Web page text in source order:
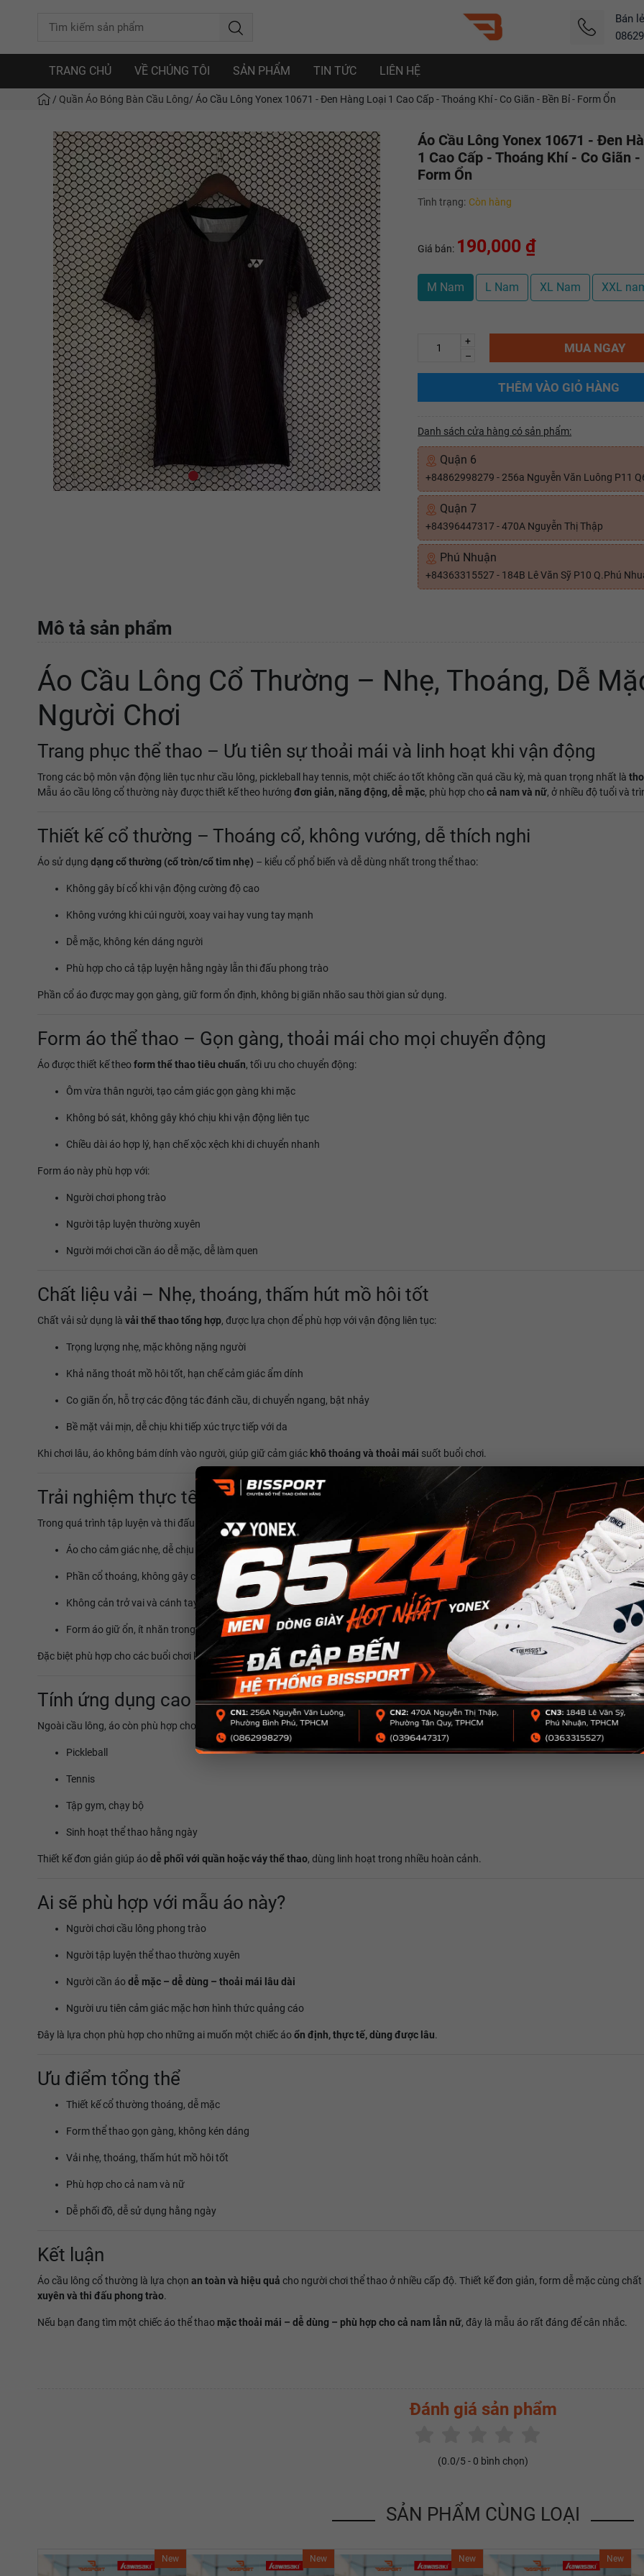
Bán
TRANG CHỦ VỀ CHÚNG TÔI SẢN PHẨM TIN TỨC LIÊN HỆ
/ Quần Áo Bóng Bàn Cầu Lông/ Áo Cầu Lông Yonex 10671 - Đen Hàng Loại 1 Cao Cấp - Thoáng Khí - Co Giãn - Bền Bỉ - Form Ổn
Áo Cầu Lông Yonex 10671 - Đen
1 Cao Cấp - Thoáng Khí - Co Giãn
Form Ổn
Tình trạng: Còn hàng
Giá bán: 190,000 ₫
M Nam L Nam XL Nam XXL
+
–
MUA NGAY
THÊM VÀO GIỎ HÀNG
Danh sách cửa hàng có sản phẩm:
Quận 6
+84862998279 - 256a Nguyễn Văn Luông P11
Quận 7
+84396447317 - 470A Nguyễn Thị Thập
Phú Nhuận
+84363315527 - 184B Lê Văn Sỹ P10 Q.Phú
Mô tả sản phẩm
Áo Cầu Lông Cổ Thường – Nhẹ, Thoáng, Dễ
Người Chơi
Trang phục thể thao – Ưu tiên sự thoải mái và linh hoạt khi vận động
Trong các bộ môn vận động liên tục như cầu lông, pickleball hay tennis, một chiếc áo tốt không cần quá cầu kỳ, mà quan trọng nhất là
Mẫu áo cầu lông cổ thường này được thiết kế theo hướng đơn giản, năng động, dễ mặc, phù hợp chocả nam và nữ, ở nhiều độ tuổi và
Thiết kế cổ thường – Thoáng cổ, không vướng, dễ thích nghi
Áo sử dụng dạng cổ thường (cổ tròn/cổ tim nhẹ) – kiểu cổ phổ biến và dễ dùng nhất trong thể thao:
Không gây bí cổ khi vận động cường độ cao
Không vướng khi cúi người, xoay vai hay vung tay mạnh
Dễ mặc, không kén dáng người
Phù hợp cho cả tập luyện hằng ngày lẫn thi đấu phong trào
Phần cổ áo được may gọn gàng, giữ form ổn định, không bị giãn nhão sau thời gian sử dụng.
Form áo thể thao – Gọn gàng, thoải mái cho mọi chuyển động
Áo được thiết kế theoform thể thao tiêu chuẩn, tối ưu cho chuyển động:
Ôm vừa thân người, tạo cảm giác gọn gàng khi mặc
Không bó sát, không gây khó chịu khi vận động liên tục
Chiều dài áo hợp lý, hạn chế xộc xệch khi di chuyển nhanh
Form áo này phù hợp với:
Người chơi phong trào
Người tập luyện thường xuyên
Người mới chơi cần áo dễ mặc, dễ làm quen
Chất liệu vải – Nhẹ, thoáng, thấm hút mồ hôi tốt
Chất vải sử dụng là vải thể thao tổng hợp, được lựa chọn để phù hợp với vận động liên tục:
Trọng lượng nhẹ, mặc không nặng người
Khả năng thoát mồ hôi tốt, hạn chế cảm giác ẩm dính
Co giãn ổn, hỗ trợ các động tác đánh cầu, di chuyển ngang, bật nhảy
Bề mặt vải mịn, dễ chịu khi tiếp xúc trực tiếp với da
Khi chơi lâu, áo không bám dính vào người, giúp giữ cảm giác khô thoáng và thoải mái suốt buổi chơi.
Trải nghiệm thực tế trên sân
Trong quá trình tập luyện và thi đấu:
Áo cho cảm giác nhẹ, dễ chịu khi ra mồ hôi
Phần cổ thoáng, không gây cấn hay khó chịu
Không cản trở vai và cánh tay khi đánh cầu cao hoặc phòng thủ
Form áo giữ ổn, ít nhăn trong quá trình vận động
Đặc biệt phù hợp cho các buổi chơi kéo dài1–2 tiếng hoặc hơn, nhất là trong điều kiện thời tiết nóng.
Tính ứng dụng cao – Không chỉ dành cho cầu lông
Ngoài cầu lông, áo còn phù hợp cho:
Pickleball
Tennis
Tập gym, chạy bộ
Sinh hoạt thể thao hằng ngày
Thiết kế đơn giản giúp áodễ phối với quần hoặc váy thể thao, dùng linh hoạt trong nhiều hoàn cảnh.
Ai sẽ phù hợp với mẫu áo này?
Người chơi cầu lông phong trào
Người tập luyện thể thao thường xuyên
Người cần áodễ mặc – dễ dùng – thoải mái lâu dài
Người ưu tiên cảm giác mặc hơn hình thức quảng cáo
Đây là lựa chọn phù hợp cho những ai muốn một chiếc áoổn định, thực tế, dùng được lâu.
Ưu điểm tổng thể
Thiết kế cổ thường thoáng, dễ mặc
Form thể thao gọn gàng, không kén dáng
Vải nhẹ, thoáng, thấm hút mồ hôi tốt
Phù hợp cho cả nam và nữ
Dễ phối đồ, dễ sử dụng hằng ngày
Kết luận
Áo cầu lông cổ thường là lựa chọn an toàn và hiệu quả cho người chơi thể thao ở nhiều cấp độ. Thiết kế đơn giản, form dễ mặc cùng
xuyên và thi đấu phong trào.
Nếu bạn đang tìm một chiếc áo thể thao mặc thoải mái – dễ dùng – phù hợp cho cả nam lẫn nữ, đây là mẫu áo rất đáng để cân nhắc.
Đánh giá sản phẩm
(0.0/5 - 0 bình chọn)
SẢN PHẨM CÙNG LOẠI
New New New New